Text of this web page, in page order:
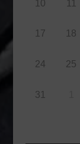
10 11
17 18
24 25
31